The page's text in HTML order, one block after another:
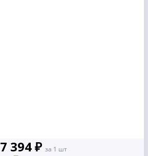
7 394 ₽ за 1 шт